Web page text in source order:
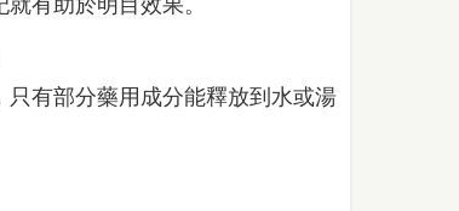
有助於明目效果。
有部分藥用成分能釋放到水或湯